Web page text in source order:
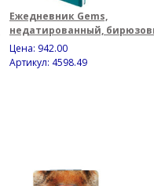
Ежедневник Gems,
недатированный,
Цена: 942.00
Артикул: 4598.49